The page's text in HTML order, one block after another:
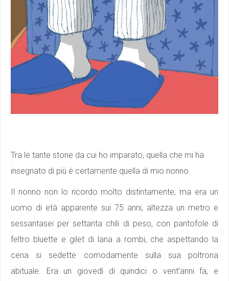
Tra le tante storie da cui ho imparato, quella che mi ha
insegnato di più è certamente quella di mio nonno.
Il nonno non lo ricordo molto distintamente, ma era un
uomo di età apparente sui 75 anni, altezza un metro e
sessantasei per settanta chili di peso, con pantofole di
feltro bluette e gilet di lana a rombi, che aspettando la
cena si sedette comodamente sulla sua poltrona
abituale. Era un giovedì di quindici o vent’anni fa, e